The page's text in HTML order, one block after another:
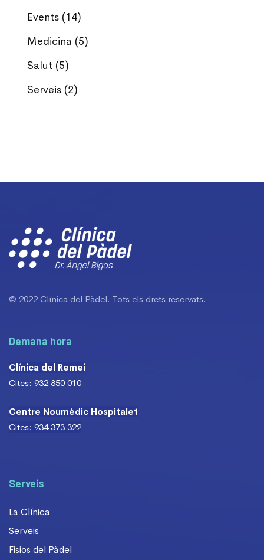
Events (14)
Medicina (5)
Salut (5)
Serveis (2)
© 2022 Clínica del Pàdel. Tots els drets reservats.
Demana hora
Clínica del Remei
Cites: 932 850 010
Centre Noumèdic Hospitalet
Cites: 934 373 322
Serveis
La Clínica
Serveis
Fisios del Pàdel